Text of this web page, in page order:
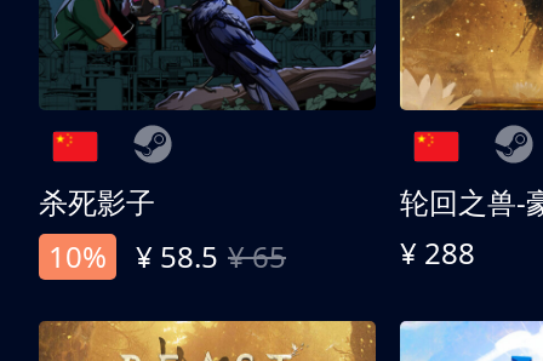
杀死影子
10%
¥ 58.5 ¥ 65
轮回之兽-
¥ 288